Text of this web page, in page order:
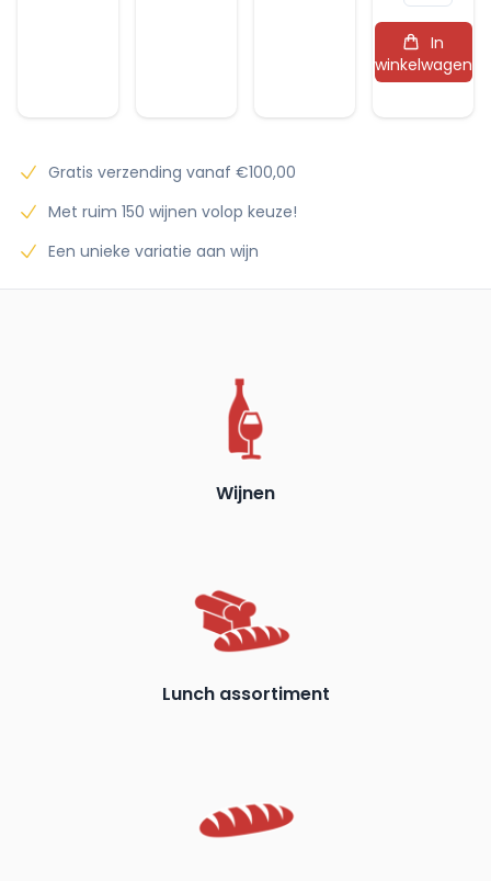
Blanc
de
Blancs
In
winkelwagen
Gratis verzending vanaf €100,00
Met ruim 150 wijnen volop keuze!
Een unieke variatie aan wijn
Wijnen
Lunch assortiment